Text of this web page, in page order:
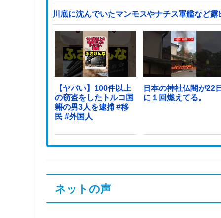
川底に沈んでいたマンモスやナチス軍艦など
【ヤバい】100件以上
の窃盗をしたトルコ国
籍の男3人を逮捕 #移
民 #外国人
日本の神社仏閣が22
に１回燃えてる。
ネットの声